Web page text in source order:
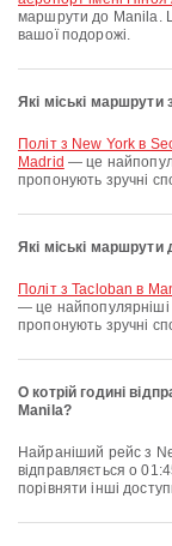
маршрути до Manila.
вашої подорожі.
Які міські
політ з New York в
Madrid — це
пропонують зручні
Які міські
політ з Tacloban в
— це найпопулярніші
пропонують зручні
О котрій годині
Manila?
Найраніший рейс з New York до Manila авіакомпанії Philippine Airlines
відправляється о
порівняти інші